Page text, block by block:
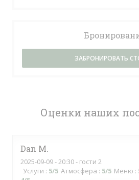
Оценки наших
Dan M
2025-09-09- 20:30 - гости 2
Услуги : 5/5 Атмосфера : 5/5 Меню :
ЗАБРОНИРОВАТЬ